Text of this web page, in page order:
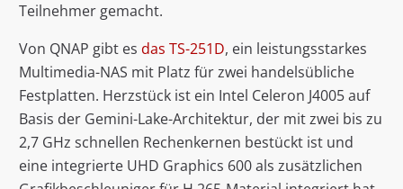
Teilnehmer gemacht.
Von QNAP gibt es das TS-251D, ein leistungsstarkes
Multimedia-NAS mit Platz für zwei handelsübliche
Festplatten. Herzstück ist ein Intel Celeron J4005 auf
Basis der Gemini-Lake-Architektur, der mit zwei bis zu
2,7 GHz schnellen Rechenkernen bestückt ist und
eine integrierte UHD Graphics 600 als zusätzlichen